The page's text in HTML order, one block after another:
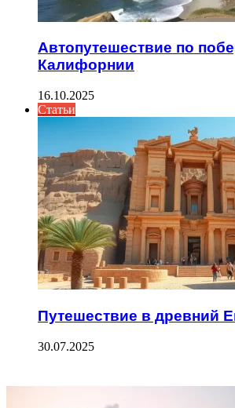
Автопутешествие по
Калифорнии
16.10.2025
Статьи
Путешествие в древний
30.07.2025